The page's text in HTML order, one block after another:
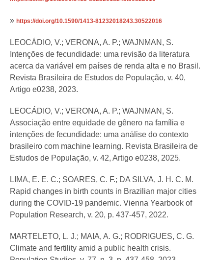
» https://doi.org/10.1590/1413-81232018243.30522016
LEOCÁDIO, V.; VERONA, A. P.; WAJNMAN, S.
Intenções de fecundidade: uma revisão da literatura
acerca da variável em países de renda alta e no Brasil.
Revista Brasileira de Estudos de População, v. 40,
Artigo e0238, 2023.
LEOCÁDIO, V.; VERONA, A. P.; WAJNMAN, S.
Associação entre equidade de gênero na família e
intenções de fecundidade: uma análise do contexto
brasileiro com machine learning. Revista Brasileira de
Estudos de População, v. 42, Artigo e0238, 2025.
LIMA, E. E. C.; SOARES, C. F.; DA SILVA, J. H. C. M.
Rapid changes in birth counts in Brazilian major cities
during the COVID-19 pandemic. Vienna Yearbook of
Population Research, v. 20, p. 437-457, 2022.
MARTELETO, L. J.; MAIA, A. G.; RODRIGUES, C. G.
Climate and fertility amid a public health crisis.